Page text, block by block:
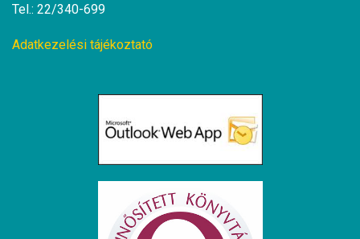
Tel.: 22/340-699
Adatkezelési tájékoztató